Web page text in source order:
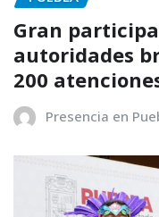
Gran
autoridades
200
Presencia en